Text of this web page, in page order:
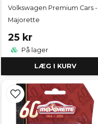
Volkswagen Premium Cars -
Majorette
25 kr
På lager
LÆG I KURV